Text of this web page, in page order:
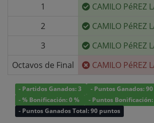
1
CAMILO PéREZ
2
CAMILO PéREZ
3
CAMILO PéREZ
Octavos de Final
CAMILO PéREZ
- Partidos Ganados: 3
- Puntos Ganados:
- % Bonificación: 0 %
- Puntos
- Puntos Ganados Total: 90 puntos